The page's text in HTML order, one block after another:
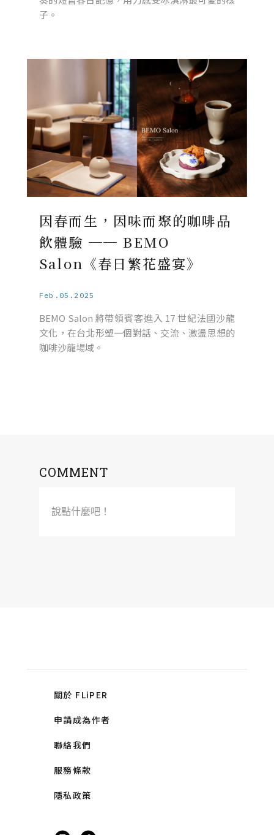
子。
因春而生，因味而聚的咖啡品
飲體驗 ── BEMO
Salon《春日繁花盛宴》
Feb.05.2025
BEMO Salon 將帶領賓客進入 17 世紀法國沙龍
文化，在台北形塑一個對話、交流、激盪思想的
咖啡沙龍場域。
COMMENT
說點什麼吧！
關於 FLiPER
申請成為作者
聯絡我們
服務條款
隱私政策